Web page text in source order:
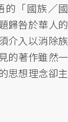
的「國族／國
歸咎於華人的
介入以消除族
的著作雖然一
思想理念卻主